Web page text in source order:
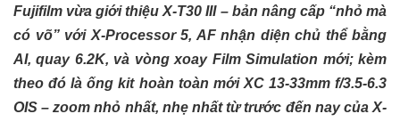
Fujifilm vừa giới thiệu X-T30 III – bản nâng cấp “nhỏ mà
có võ” với X-Processor 5, AF nhận diện chủ thể bằng
AI, quay 6.2K, và vòng xoay Film Simulation mới; kèm
theo đó là ống kit hoàn toàn mới XC 13-33mm f/3.5-6.3
OIS – zoom nhỏ nhất, nhẹ nhất từ trước đến nay của X-